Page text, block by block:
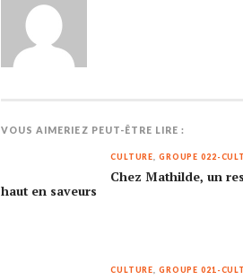
VOUS AIMERIEZ PEUT-ÊTRE LIRE :
CULTURE GROUPE 022-
Chez Mathilde, un
haut en saveurs
CULTURE GROUPE 021-